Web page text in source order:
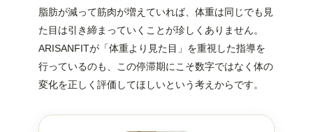
脂肪が減って筋肉が増えていれば、体重は同じでも見
た目は引き締まっていくことが珍しくありません。
ARISANFITが「体重より見た目」を重視した指導を
行っているのも、この停滞期にこそ数字ではなく体の
変化を正しく評価してほしいという考えからです。